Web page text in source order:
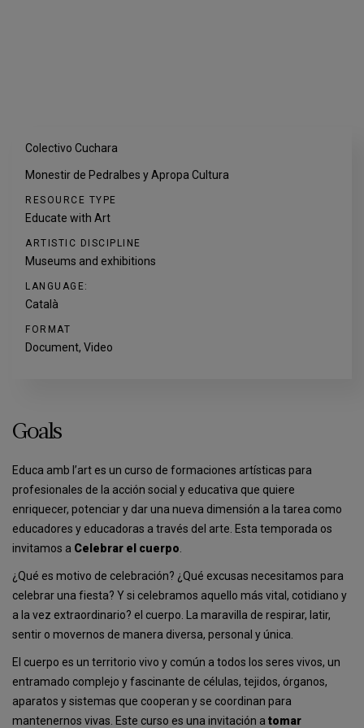
Colectivo Cuchara
Monestir de Pedralbes y Apropa Cultura
RESOURCE TYPE
Educate with Art
ARTISTIC DISCIPLINE
Museums and exhibitions
LANGUAGE:
Català
FORMAT
Document, Video
Goals
Educa amb l’art es un curso de formaciones artísticas para
profesionales de la acción social y educativa que quiere
enriquecer, potenciar y dar una nueva dimensión a la tarea como
educadores y educadoras a través del arte. Esta temporada os
invitamos a Celebrar el cuerpo
¿Qué es motivo de celebración? ¿Qué excusas necesitamos para
celebrar una fiesta? Y si celebramos aquello más vital, cotidiano y
a la vez extraordinario? el cuerpo. La maravilla de respirar, latir,
sentir o movernos de manera diversa, personal y única.
El cuerpo es un territorio vivo y común a todos los seres vivos, un
entramado complejo y fascinante de células, tejidos, órganos,
aparatos y sistemas que cooperan y se coordinan para
mantenernos vivas. Este curso es una invitación a tomar